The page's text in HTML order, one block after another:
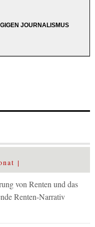
JOURNALISMUS
von Renten und das
Renten-Narrativ